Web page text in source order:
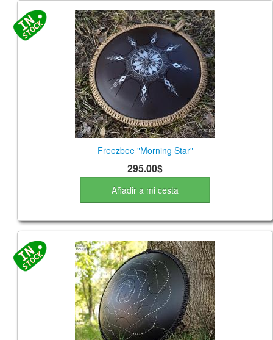
Freezbee "Morning Star"
295.00$
Añadir a mi cesta